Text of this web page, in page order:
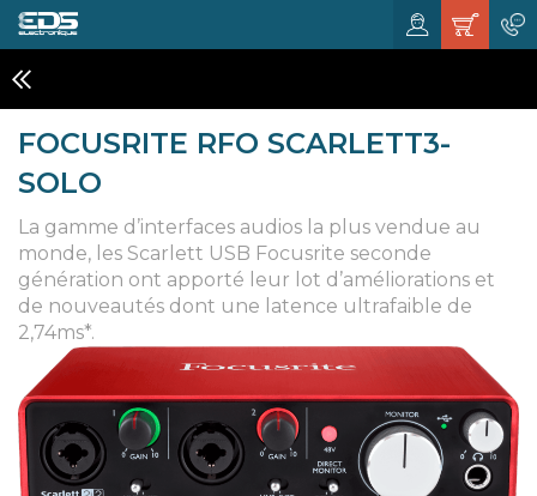
FOCUSRITE RFO SCARLETT3-
SOLO
La gamme d’interfaces audios la plus vendue au
monde, les Scarlett USB Focusrite seconde
génération ont apporté leur lot d’améliorations et
de nouveautés dont une latence ultrafaible de
2,74ms*.